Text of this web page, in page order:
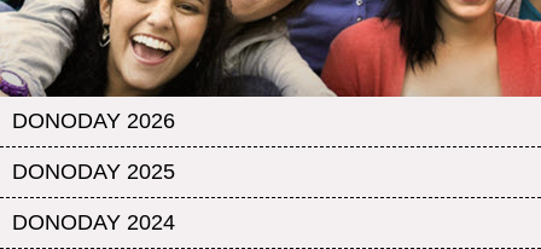
DONODAY 2026
DONODAY 2025
DONODAY 2024